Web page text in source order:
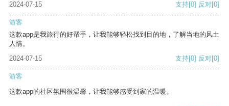
2024-07-15 支持[0] 反对[0]
游客
这款app是我旅行的好帮手，让我能够轻松找到目的地，了解当地的风土
人情。
2024-07-15
支持[0] 反对[0]
游客
这款app的社区氛围很温馨，让我能够感受到家的温暖。